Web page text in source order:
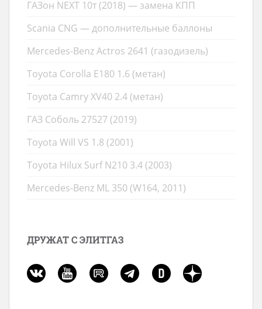
ГАЗон NEXT 10т (2018) — замена КПП
Scania CNG — дополнительные баллоны
Mercedes-Benz Actros 2641 (газодизель)
Toyota Corolla E180 1.6 (метан)
Toyota Camry XV40 2.4 (метан)
ГАЗ Соболь 27527 (2019)
Toyota Will VS 1.8 (2001)
Toyota Hilux Surf N210 3.4 (2003)
Mercedes-Benz ML 350 (W164, 2011)
ДРУЖАТ С ЭЛИТГАЗ